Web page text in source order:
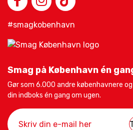
#smagkobenhavn
Smag på København én
Gør som 6.000 andre københavnere
din indboks én gang om ugen.